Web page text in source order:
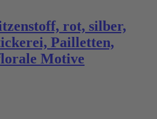
rot, silber,
Pailletten,
Motive